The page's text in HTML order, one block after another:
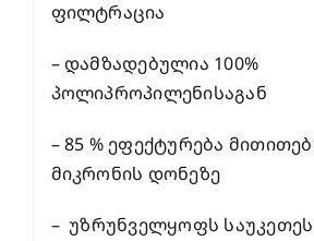
ფილტრაცია
– დამზადებულია 100%
პოლიპროპილენისაგან
– 85 % ეფექტურება
მიკრონის დონეზე
– უზრუნველყოფს